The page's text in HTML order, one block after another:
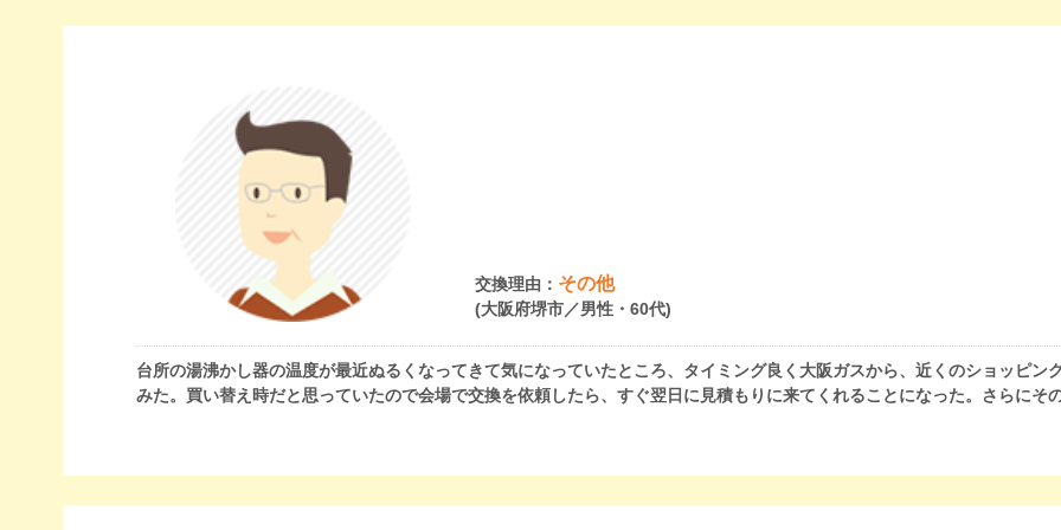
交換理由： その他
(大阪府堺市／男性・60代)
台所の湯沸かし器の温度が最近ぬるくなってきて気になっていたところ、タイミング良く大阪ガスから、近くのショッピン
みた。買い替え時だと思っていたので会場で交換を依頼したら、すぐ翌日に見積もりに来てくれることになった。さらにそ